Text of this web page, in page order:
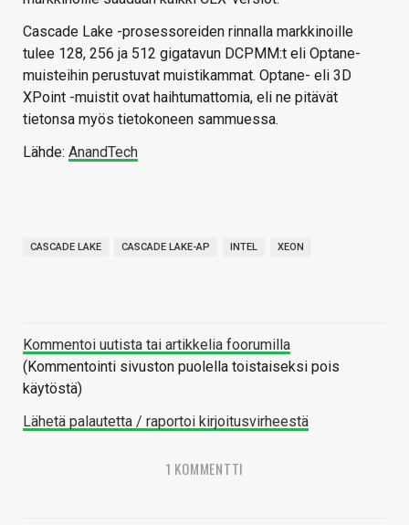
Cascade Lake -prosessoreiden rinnalla markkinoille
tulee 128, 256 ja 512 gigatavun DCPMM:t eli Optane-
muisteihin perustuvat muistikammat. Optane- eli 3D
XPoint -muistit ovat haihtumattomia, eli ne pitävät
tietonsa myös tietokoneen sammuessa.
Lähde: AnandTech
CASCADE LAKE CASCADE LAKE-AP INTEL XEON
Kommentoi uutista tai artikkelia foorumilla
(Kommentointi sivuston puolella toistaiseksi pois
käytöstä)
Lähetä palautetta / raportoi kirjoitusvirheestä
1 KOMMENTTI